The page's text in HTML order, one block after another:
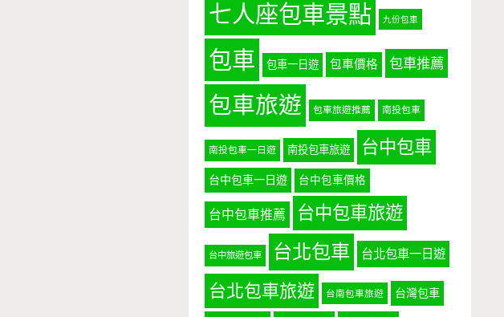
七人座包車景點 九份包車
包車 包車一日遊 包車價格 包車推薦
包車旅遊 包車旅遊推薦 南投包車
南投包車一日遊 南投包車旅遊 台中包車
台中包車一日遊 台中包車價格
台中包車推薦 台中包車旅遊
台中旅遊包車 台北包車 台北包車一日遊
台北包車旅遊 台南包車旅遊 台灣包車